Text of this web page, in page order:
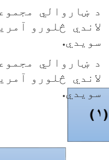
لاندي څلورو
سویدي.
لاندي څلورو
سویدي.